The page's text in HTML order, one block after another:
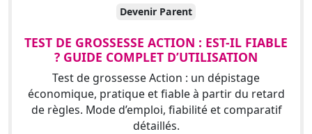
Devenir Parent
TEST DE GROSSESSE ACTION : EST-IL FIABLE
? GUIDE COMPLET D’UTILISATION
Test de grossesse Action : un dépistage
économique, pratique et fiable à partir du retard
de règles. Mode d’emploi, fiabilité et comparatif
détaillés.